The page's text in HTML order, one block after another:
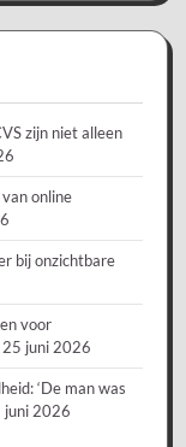
zijn niet alleen
online
bij onzichtbare
voor
25 juni 2026
‘De man was
juni 2026